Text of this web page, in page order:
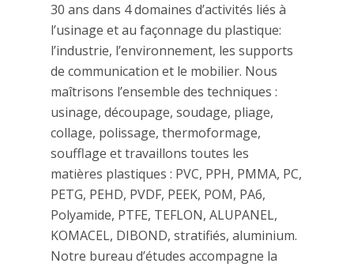
30 ans dans 4 domaines d’activités liés à
l’usinage et au façonnage du plastique:
l’industrie, l’environnement, les supports
de communication et le mobilier. Nous
maîtrisons l’ensemble des techniques :
usinage, découpage, soudage, pliage,
collage, polissage, thermoformage,
soufflage et travaillons toutes les
matières plastiques : PVC, PPH, PMMA, PC,
PETG, PEHD, PVDF, PEEK, POM, PA6,
Polyamide, PTFE, TEFLON, ALUPANEL,
KOMACEL, DIBOND, stratifiés, aluminium.
Notre bureau d’études accompagne la